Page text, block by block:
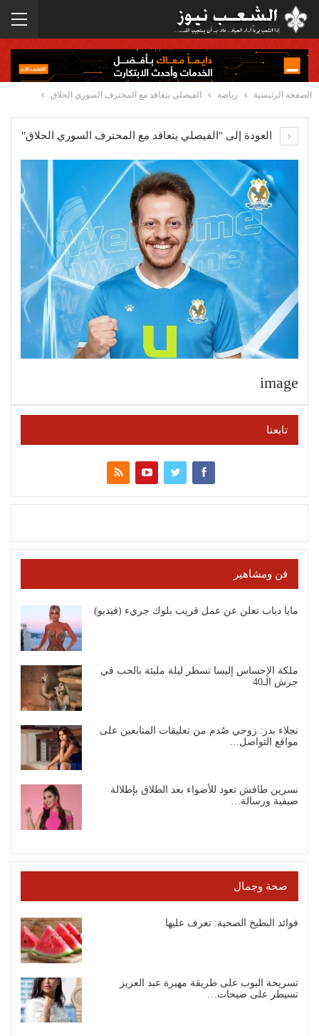
الصفحة الرئيسية رياضة الفيصلي يتعاقد مع المحترف السوري الحلاق
العودة إلى "الفيصلي يتعاقد مع المحترف السوري الحلاق"
image
تابعنا
فن ومشاهير
مايا دياب تعلن عن عمل قريب بلوك جريء (فيديو)
ملكة الإحساس إليسا تسطر ليلة مليئة بالحب في
جرش الـ40
نجلاء بدر: زوجي صُدم من تعليقات المتابعين على
مواقع التواصل…
نسرين طافش تعود للأضواء بعد الطلاق بإطلالة
صيفية ورسالة…
صحة وجمال
فوائد البطيخ الصحية: تعرف عليها
تسريحة البوب على طريقة مهيرة عبد العزيز
تسيطر على صيحات…